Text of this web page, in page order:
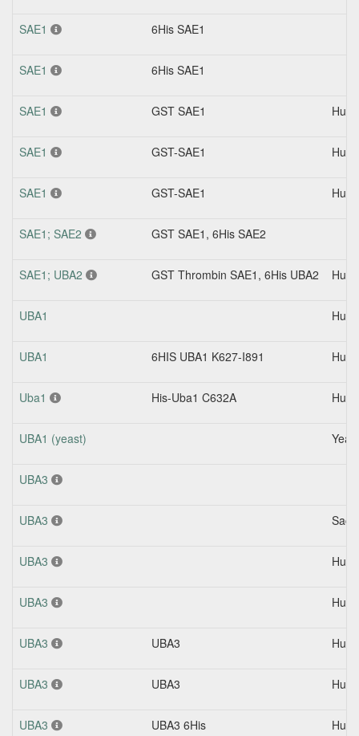
SAE1 6His SAE1
SAE1 6His SAE1
SAE1 GST SAE1
SAE1 GST-SAE1
SAE1 GST-SAE1
SAE1; SAE2 GST SAE1, 6His SAE2
SAE1; UBA2 GST Thrombin SAE1, 6His UBA2
UBA1
UBA1 6HIS UBA1 K627-I891
Uba1 His-Uba1 C632A
UBA1 (yeast) Yeast
UBA3
UBA3
UBA3
UBA3
UBA3 UBA3
UBA3 UBA3
UBA3 UBA3 6His